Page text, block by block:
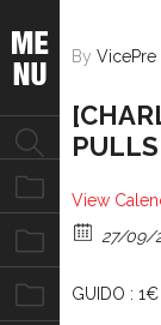
Nos
Nos
By VicePre
PULLS
View
27/09/
GUIDO : 1€